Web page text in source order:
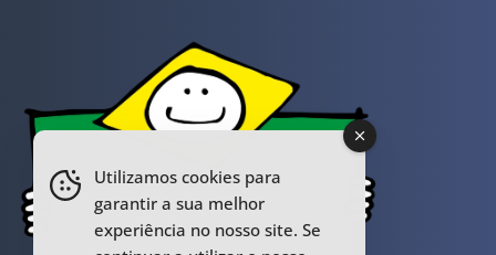
Utilizamos cookies para
garantir a sua melhor
experiência no nosso site. Se